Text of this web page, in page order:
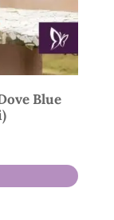
Blue
Ft